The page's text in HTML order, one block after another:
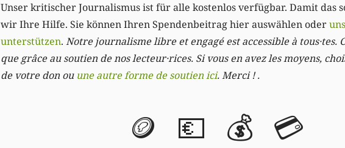
Unser kritischer Journalismus ist für alle kostenlos verfügbar. Damit das
wir Ihre Hilfe. Sie können Ihren Spendenbeitrag hier auswählen oder
unterstützen. Notre journalisme libre et engagé est accessible à tous·tes.
que grâce au soutien de nos lecteur·rices. Si vous en avez les moyens,
de votre don ou une autre forme de soutien ici. Merci ! .
🪙 💶 💰 💳